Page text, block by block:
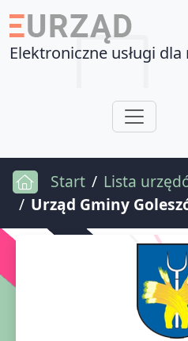
Elektroniczne usługi
Start
Lista
Urząd Gminy